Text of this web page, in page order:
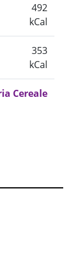
492
kCal
353
kCal
Cereale